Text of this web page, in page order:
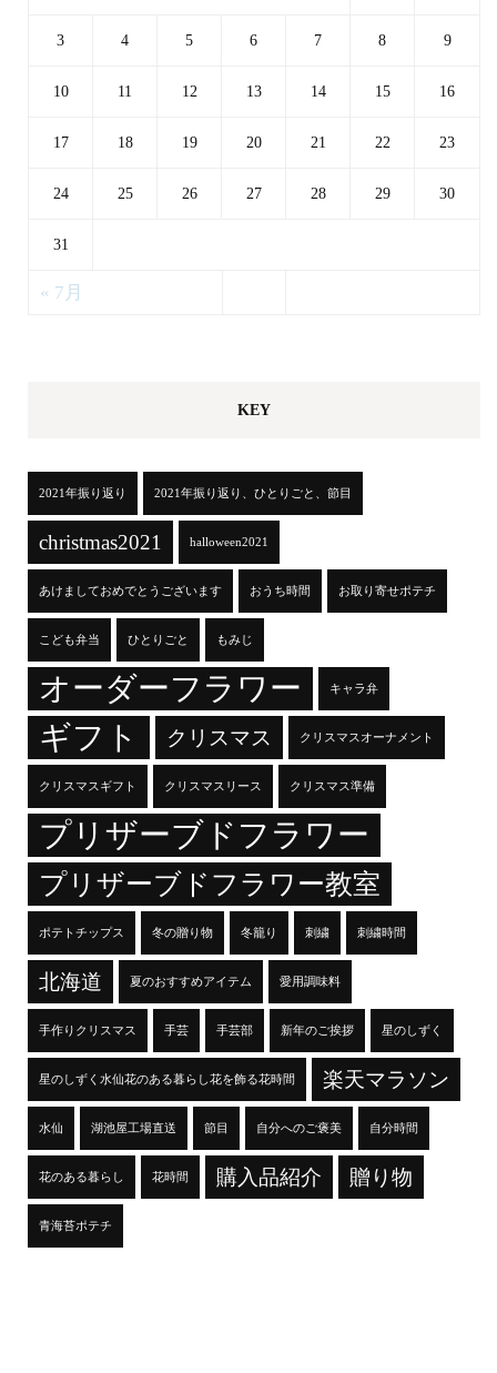
3 4 5 6 7 8 9
10 11 12 13 14 15 16
17 18 19 20 21 22 23
24 25 26 27 28 29 30
31
« 7月
KEY
2021年振り返り 2021年振り返り、ひとりごと、節目
christmas2021 halloween2021
あけましておめでとうございます おうち時間 お取り寄せポテチ
こども弁当 ひとりごと もみじ
オーダーフラワー キャラ弁
ギフト クリスマス クリスマスオーナメント
クリスマスギフト クリスマスリース クリスマス準備
プリザーブドフラワー
プリザーブドフラワー教室
ポテトチップス 冬の贈り物 冬籠り 刺繍 刺繍時間
北海道 夏のおすすめアイテム 愛用調味料
手作りクリスマス 手芸 手芸部 新年のご挨拶 星のしずく
星のしずく水仙花のある暮らし花を飾る花時間 楽天マラソン
水仙 湖池屋工場直送 節目 自分へのご褒美 自分時間
花のある暮らし 花時間 購入品紹介 贈り物
青海苔ポテチ